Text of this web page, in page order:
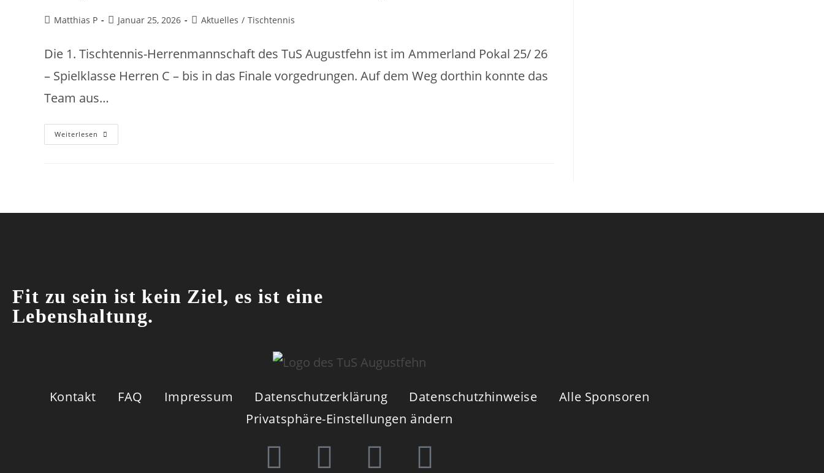
Matthias P Januar 25, 2026 Aktuelles / Tischtennis
Die 1. Tischtennis-Herrenmannschaft des TuS Augustfehn ist im Ammerland Pokal 25/ 26
– Spielklasse Herren C – bis in das Finale vorgedrungen. Auf dem Weg dorthin konnte das
Team aus…
Weiterlesen
Fit zu sein ist kein Ziel, es ist eine
Lebenshaltung.
Kontakt FAQ Impressum Datenschutzerklärung Datenschutzhinweise
Alle Sponsoren
Privatsphäre-Einstellungen ändern